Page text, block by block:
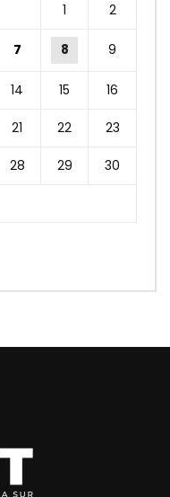
1 2
7 8 9
14 15 16
21 22 23
28 29 30